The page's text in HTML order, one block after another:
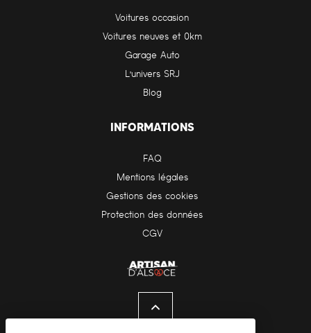
Voitures occasion
Voitures neuves et 0km
Garage Auto
L'univers SRJ
Blog
INFORMATIONS
FAQ
Mentions légales
Gestions des cookies
Protection des données
CGV